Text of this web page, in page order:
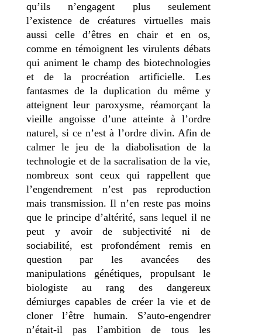
qu’ils n’engagent plus seulement
l’existence de créatures virtuelles mais
aussi celle d’êtres en chair et en os,
comme en témoignent les virulents débats
qui animent le champ des biotechnologies
et de la procréation artificielle. Les
fantasmes de la duplication du même y
atteignent leur paroxysme, réamorçant la
vieille angoisse d’une atteinte à l’ordre
naturel, si ce n’est à l’ordre divin. Afin de
calmer le jeu de la diabolisation de la
technologie et de la sacralisation de la vie,
nombreux sont ceux qui rappellent que
l’engendrement n’est pas reproduction
mais transmission. Il n’en reste pas moins
que le principe d’altérité, sans lequel il ne
peut y avoir de subjectivité ni de
sociabilité, est profondément remis en
question par les avancées des
manipulations génétiques, propulsant le
biologiste au rang des dangereux
démiurges capables de créer la vie et de
cloner l’être humain. S’auto-engendrer
n’était-il pas l’ambition de tous les